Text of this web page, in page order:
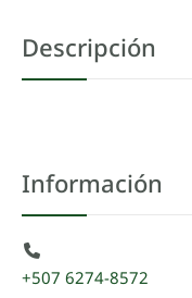
Descripción
Información
+507 6274-8572